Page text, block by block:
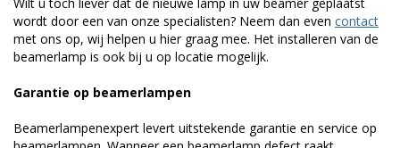
wordt door een van onze specialisten? Neem dan even contact
met ons op, wij helpen u hier graag mee. Het installeren van de
beamerlamp is ook bij u op locatie mogelijk.
Garantie op beamerlampen
Beamerlampenexpert levert uitstekende garantie en service op